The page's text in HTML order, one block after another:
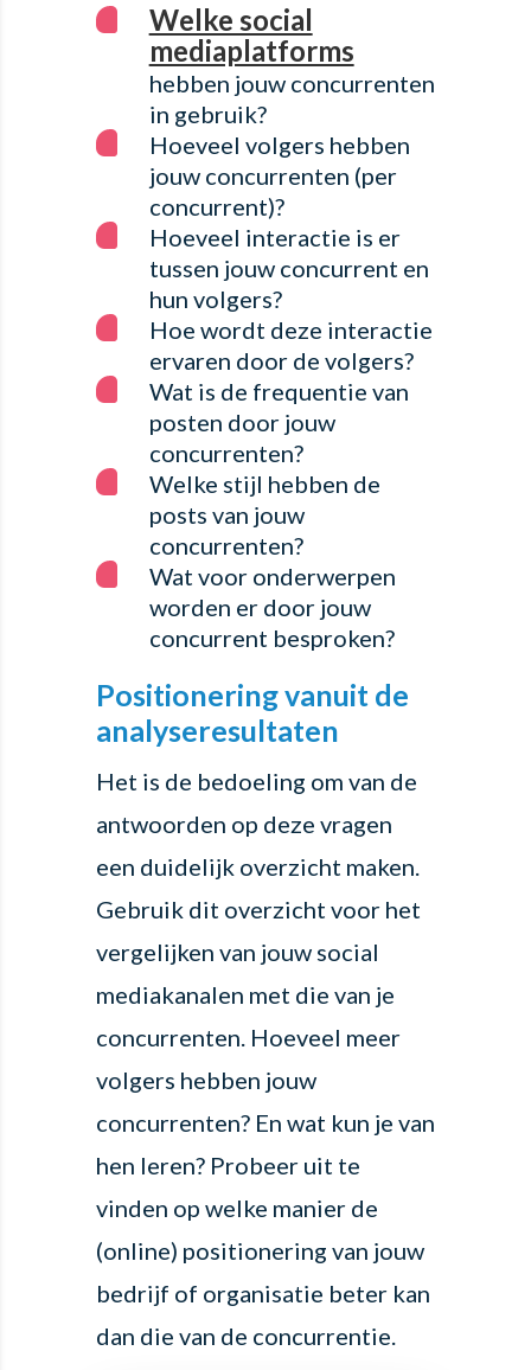
Welke social
mediaplatforms
hebben jouw concurrenten
in gebruik?
Hoeveel volgers hebben
jouw concurrenten (per
concurrent)?
Hoeveel interactie is er
tussen jouw concurrent en
hun volgers?
Hoe wordt deze interactie
ervaren door de volgers?
Wat is de frequentie van
posten door jouw
concurrenten?
Welke stijl hebben de
posts van jouw
concurrenten?
Wat voor onderwerpen
worden er door jouw
concurrent besproken?
Positionering vanuit de
analyseresultaten
Het is de bedoeling om van de
antwoorden op deze vragen
een duidelijk overzicht maken.
Gebruik dit overzicht voor het
vergelijken van jouw social
mediakanalen met die van je
concurrenten. Hoeveel meer
volgers hebben jouw
concurrenten? En wat kun je van
hen leren? Probeer uit te
vinden op welke manier de
(online) positionering van jouw
bedrijf of organisatie beter kan
dan die van de concurrentie.